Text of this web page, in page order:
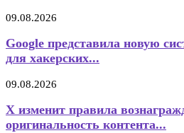
09.08.2026
Google представила новую
для хакерских...
09.08.2026
X изменит правила
оригинальность контента...